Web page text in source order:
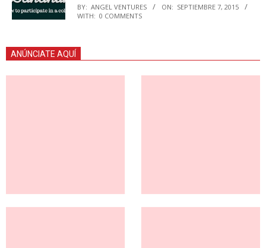
BY: ANGEL VENTURES ON: SEPTIEMBRE 7, 2015
WITH: 0 COMMENTS
ANÚNCIATE AQUÍ